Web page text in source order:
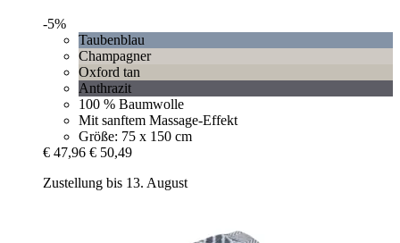
-5%
Taubenblau
Champagner
Oxford tan
Anthrazit
100 % Baumwolle
Mit sanftem Massage-Effekt
Größe: 75 x 150 cm
€ 47,96 € 50,49
Zustellung bis 13. August